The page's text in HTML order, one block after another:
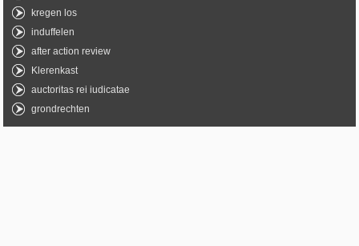
kregen los
induffelen
after action review
Klerenkast
auctoritas rei iudicatae
grondrechten